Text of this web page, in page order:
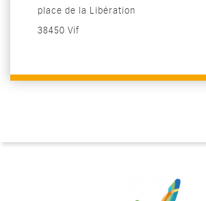
place de la Libération
38450 Vif